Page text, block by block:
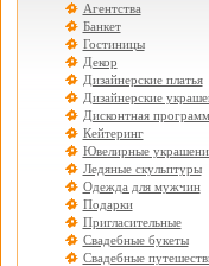
Агентства
Банкет
Гостиницы
Декор
Дизайнерские платья
Дизайнерские
Дисконтная
Кейтеринг
Ювелирные
Ледяные скульптуры
Одежда для мужчин
Подарки
Пригласительные
Свадебные букеты
Свадебные